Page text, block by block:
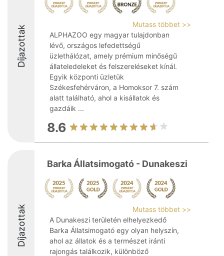
Díjazottak
Mutass többet >>
ALPHAZOO egy magyar tulajdonban
lévő, országos lefedettségű
üzlethálózat, amely prémium minőségű
állateledeleket és felszereléseket kínál.
Egyik központi üzletük
Székesfehérváron, a Homoksor 7. szám
alatt található, ahol a kisállatok és
gazdáik ...
8.6
Díjazottak
Barka Állatsimogató - Dunakeszi
Mutass többet >>
A Dunakeszi területén elhelyezkedő
Barka Állatsimogató egy olyan helyszín,
ahol az állatok és a természet iránti
rajongás találkozik, különböző